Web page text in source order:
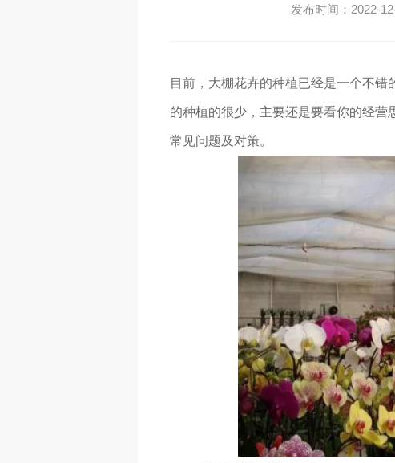
发布时间：2022-
目前，大棚花卉的种植已经是一个不
的种植的很少，主要还是要看你的经
常见问题及对策。